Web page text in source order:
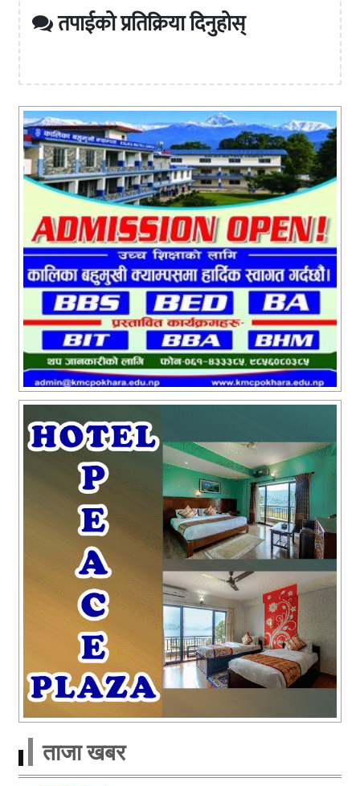
तपाईको प्रतिक्रिया दिनुहोस्
ताजा खबर